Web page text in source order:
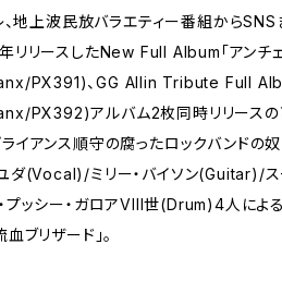
地上波民放バラエティー番組から
リリースしたNew Full Album「アンチ
PX391)、GG Allin Tribute Full
PX392)アルバム2枚同時リリースの
イアンス順守の腐ったロックバンドの
ダ(Vocal)/ミリー・バイソン(Guitar)/
プッシー・ガロアVIII世(Drum)4人による
血ブリザード」。